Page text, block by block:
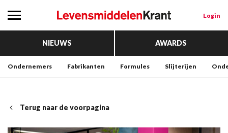
Login
NIEUWS AWARDS
Ondernemers Fabrikanten Formules Slijterijen
Terug naar de voorpagina